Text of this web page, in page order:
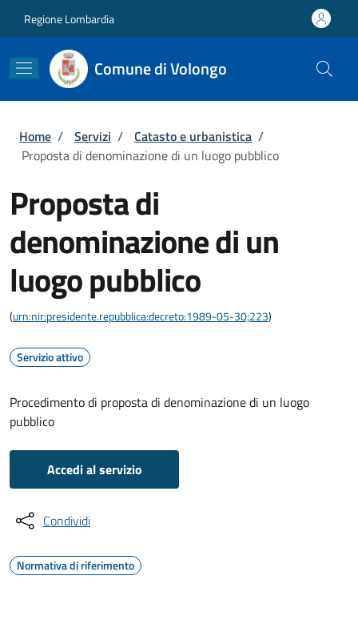
Regione Lombardia
Comune di Volongo
Briciole di pane
Home / Servizi / Catasto e urbanistica /
Proposta di denominazione di un luogo pubblico
Proposta di
denominazione di un
luogo pubblico
(urn:nir:presidente.repubblica:decreto:1989-05-30;223)
Servizio attivo
Procedimento di proposta di denominazione di un luogo
pubblico
Accedi al servizio
Condividi
Normativa di riferimento